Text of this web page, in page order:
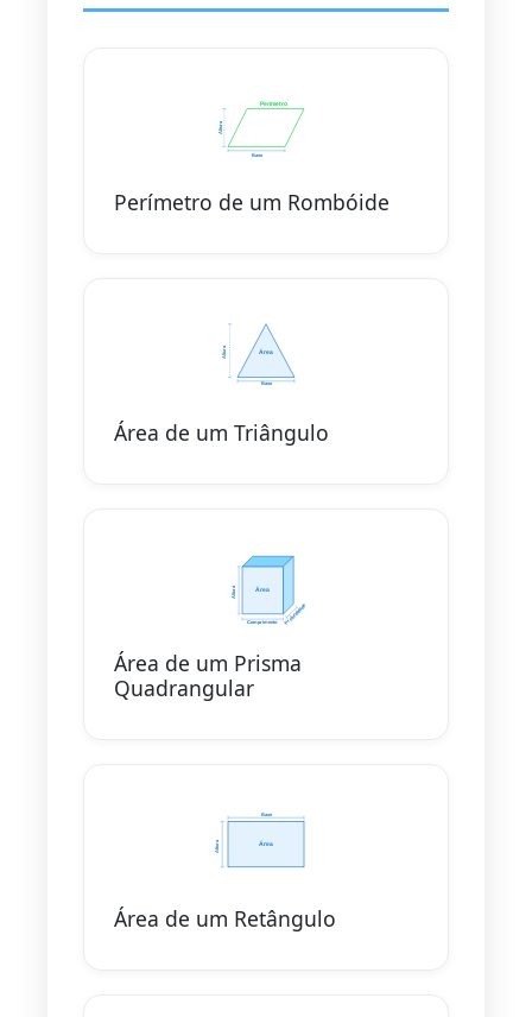
Perímetro de um Rombóide
Área de um Triângulo
Área de um Prisma
Quadrangular
Área de um Retângulo